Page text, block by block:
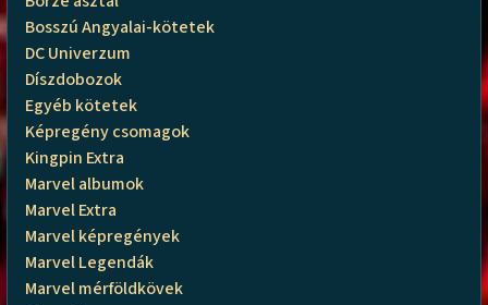
Bosszú Angyalai-kötetek
DC Univerzum
Díszdobozok
Egyéb kötetek
Képregény csomagok
Kingpin Extra
Marvel albumok
Marvel Extra
Marvel képregények
Marvel Legendák
Marvel mérföldkövek